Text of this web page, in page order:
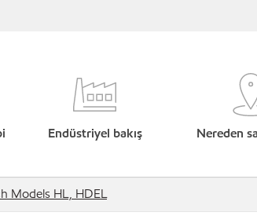
Endüstriyel bakış Nereden
Models HL, HDEL